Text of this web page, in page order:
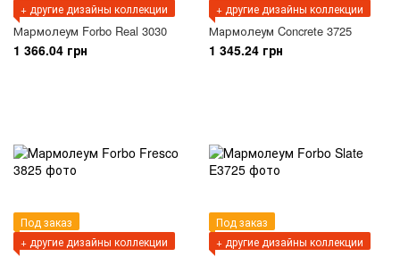
+ другие дизайны коллекции
Мармолеум Forbo Real 3030
1 366.04 грн
+ другие дизайны коллекции
Мармолеум Concrete 3725
1 345.24 грн
Под заказ
+ другие дизайны коллекции
Под заказ
+ другие дизайны коллекции